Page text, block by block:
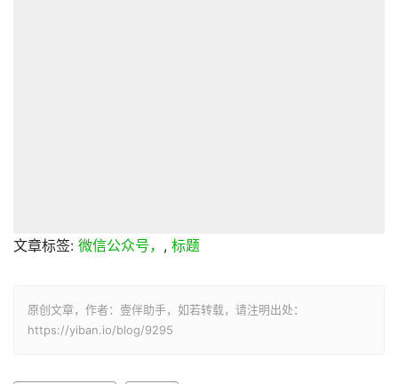
文章标签: 微信公众号， , 标题
原创文章，作者：壹伴助手，如若转载，请注明出处：
https://yiban.io/blog/9295